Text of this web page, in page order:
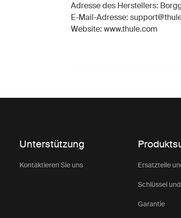
Adresse des Herstellers:
E-Mail-Adresse:
Website: www.thule.com
Unterstützung
Kontaktieren Sie uns Ersatzteile
Schlüssel
Garantie